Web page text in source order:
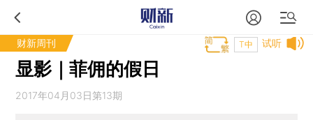
财新周刊 试听
T中
显影｜菲佣的假日
2017年04月03日第13期